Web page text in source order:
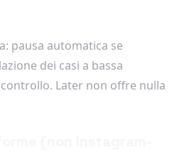
pausa automatica se
dei casi a bassa
Later non offre nulla